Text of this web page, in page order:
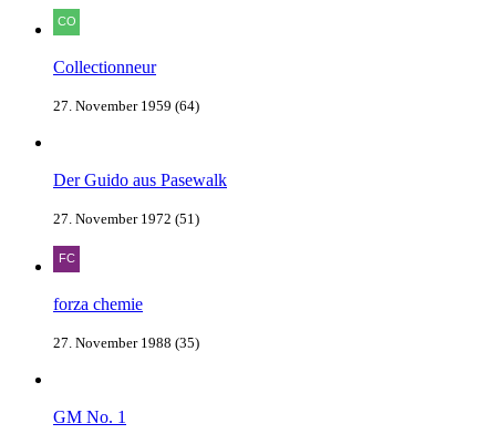
Collectionneur
27. November 1959 (64)
Der Guido aus Pasewalk
27. November 1972 (51)
forza chemie
27. November 1988 (35)
GM No. 1